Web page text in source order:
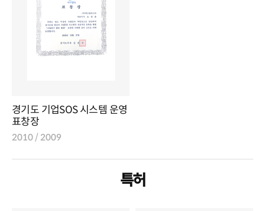
경기도 기업SOS 시스템 운영
표창장
2010 / 2009
특허